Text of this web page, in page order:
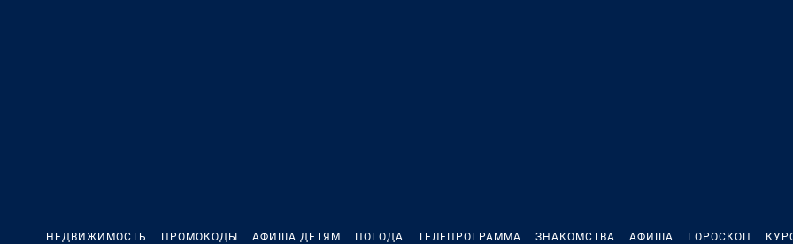
НЕДВИЖИМОСТЬ ПРОМОКОДЫ АФИША ДЕТЯМ ПОГОДА ТЕЛЕПРОГРАММА ЗНАКОМСТВА АФИША ГОРОСКОП